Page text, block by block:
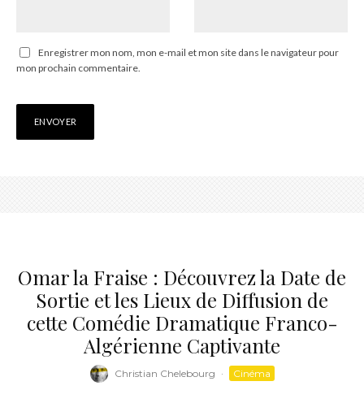
Enregistrer mon nom, mon e-mail et mon site dans le navigateur pour
mon prochain commentaire.
Omar la Fraise : Découvrez la Date de
Sortie et les Lieux de Diffusion de
cette Comédie Dramatique Franco-
Algérienne Captivante
Christian Chelebourg · Cinéma